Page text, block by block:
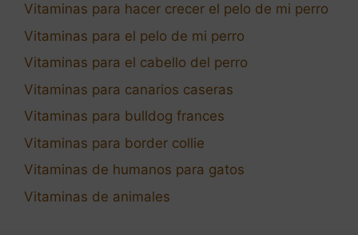
Vitaminas para hacer crecer el pelo de mi perro
Vitaminas para el pelo de mi perro
Vitaminas para el cabello del perro
Vitaminas para canarios caseras
Vitaminas para bulldog frances
Vitaminas para border collie
Vitaminas de humanos para gatos
Vitaminas de animales